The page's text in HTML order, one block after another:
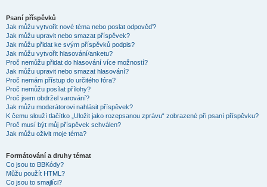
Psaní příspěvků
Jak můžu vytvořit nové téma nebo poslat odpověď?
Jak můžu upravit nebo smazat příspěvek?
Jak můžu přidat ke svým příspěvků podpis?
Jak můžu vytvořit hlasování/anketu?
Proč nemůžu přidat do hlasování více možností?
Jak můžu upravit nebo smazat hlasování?
Proč nemám přístup do určitého fóra?
Proč nemůžu posílat přílohy?
Proč jsem obdržel varování?
Jak můžu moderátorovi nahlásit příspěvek?
K čemu slouží tlačítko „Uložit jako rozepsanou zprávu“ zobrazené při psaní příspěvku?
Proč musí být můj příspěvek schválen?
Jak můžu oživit moje téma?
Formátování a druhy témat
Co jsou to BBKódy?
Můžu použít HTML?
Co jsou to smajlíci?